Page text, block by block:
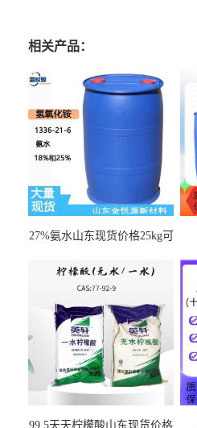
相关产品：
27%氨水山东现货价格25kg可
99.5天天柠檬酸山东现货价格